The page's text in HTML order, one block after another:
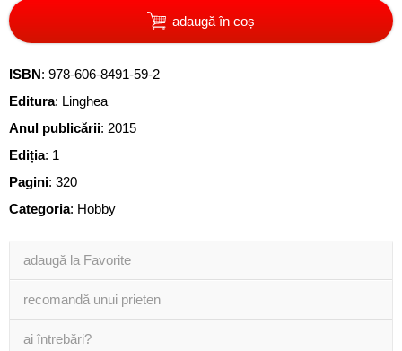
adaugă în coș
ISBN: 978-606-8491-59-2
Editura: Linghea
Anul publicării: 2015
Ediția: 1
Pagini: 320
Categoria: Hobby
adaugă la Favorite
recomandă unui prieten
ai întrebări?